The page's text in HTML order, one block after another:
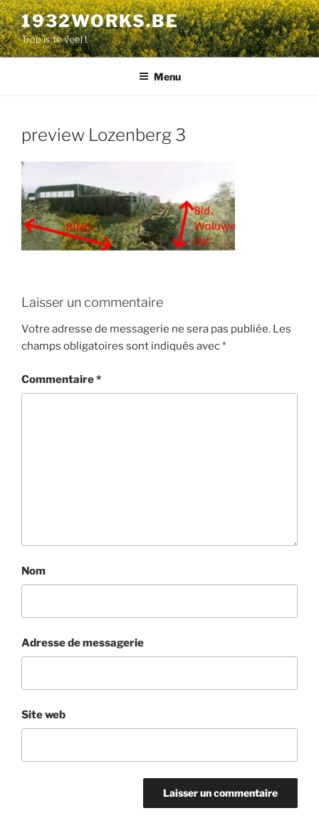
Aller
au
contenu
principal
1932WORKS.BE
Trop is te veel !
Menu
preview Lozenberg 3
Laisser un commentaire
Votre adresse de messagerie ne sera pas publiée. Les
champs obligatoires sont indiqués avec*
Commentaire*
Nom
Adresse de messagerie
Site web